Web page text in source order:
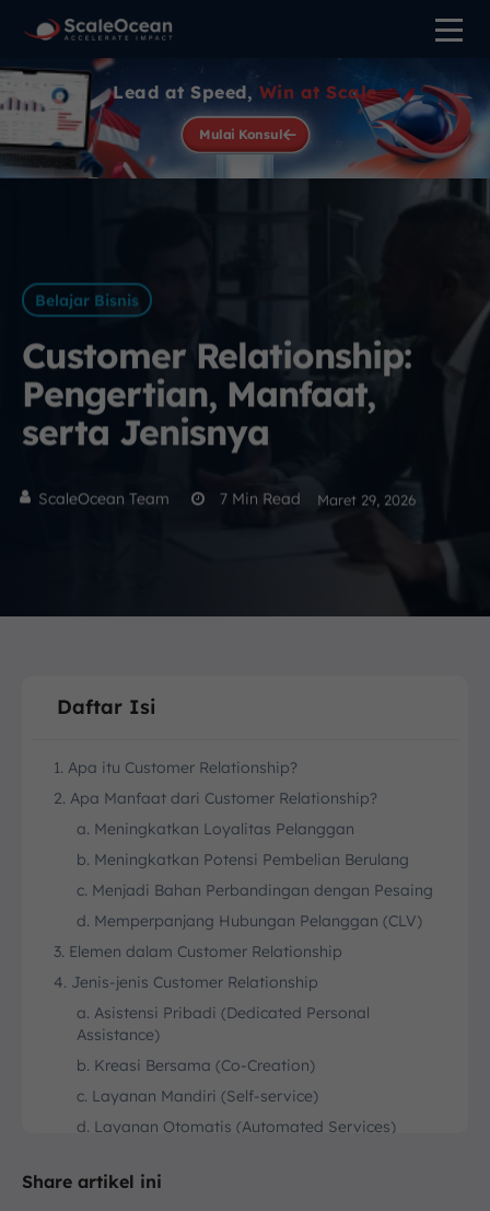
Lead at Speed, Win at Scale
Mulai Konsul
Belajar Bisnis
Customer Relationship:
Pengertian, Manfaat,
serta Jenisnya
ScaleOcean Team 7 Min Read Maret 29, 2026
Daftar Isi
1. Apa itu Customer Relationship?
2. Apa Manfaat dari Customer Relationship?
a. Meningkatkan Loyalitas Pelanggan
b. Meningkatkan Potensi Pembelian Berulang
c. Menjadi Bahan Perbandingan dengan Pesaing
d. Memperpanjang Hubungan Pelanggan (CLV)
3. Elemen dalam Customer Relationship
4. Jenis-jenis Customer Relationship
a. Asistensi Pribadi (Dedicated Personal
Assistance)
b. Kreasi Bersama (Co-Creation)
c. Layanan Mandiri (Self-service)
d. Layanan Otomatis (Automated Services)
5. Tanda Customer Relationship Perusahaan masih
Share artikel ini